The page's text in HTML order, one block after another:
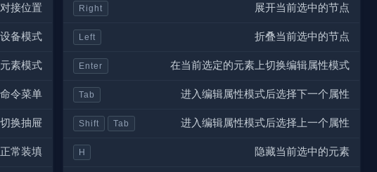
接位置
备模式
素模式
令菜单
切换抽屉
正常装填
Right 展开当前选中的节点
Left 折叠当前选中的节点
Enter 在当前选定的元素上切换编辑属性模式
Tab 进入编辑属性模式后选择下一个属性
Shift Tab 进入编辑属性模式后选择上一个属性
H 隐藏当前选中的元素